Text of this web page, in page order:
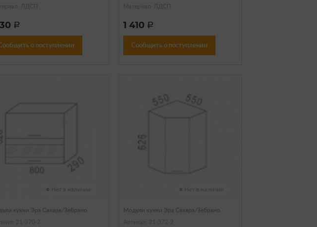
a
о поступлении
1 410 a
Сообщить о поступлении
кухни Эра Сахара/Зебрано
Модули кухни Эра Сахара/Зебрано